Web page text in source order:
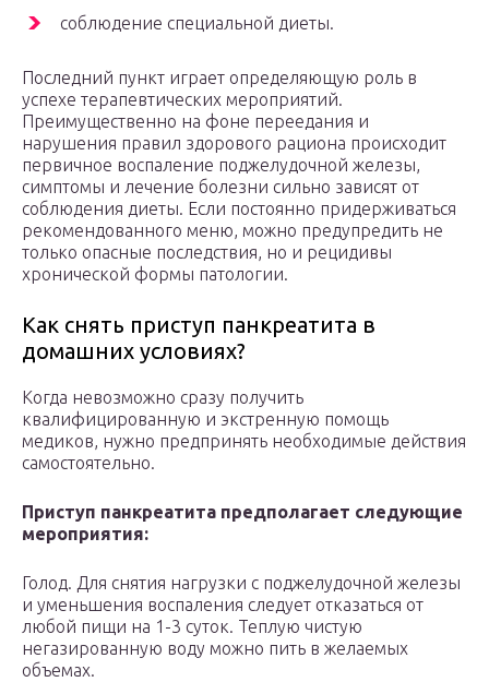
соблюдение специальной диеты.
Последний пункт играет определяющую роль в
успехе терапевтических мероприятий.
Преимущественно на фоне переедания и
нарушения правил здорового рациона происходит
первичное воспаление поджелудочной железы,
симптомы и лечение болезни сильно зависят от
соблюдения диеты. Если постоянно придерживаться
рекомендованного меню, можно предупредить не
только опасные последствия, но и рецидивы
хронической формы патологии.
Как снять приступ панкреатита в
домашних условиях?
Когда невозможно сразу получить
квалифицированную и экстренную помощь
медиков, нужно предпринять необходимые действия
самостоятельно.
Приступ панкреатита предполагает следующие
мероприятия:
Голод. Для снятия нагрузки с поджелудочной железы
и уменьшения воспаления следует отказаться от
любой пищи на 1-3 суток. Теплую чистую
негазированную воду можно пить в желаемых
объемах.